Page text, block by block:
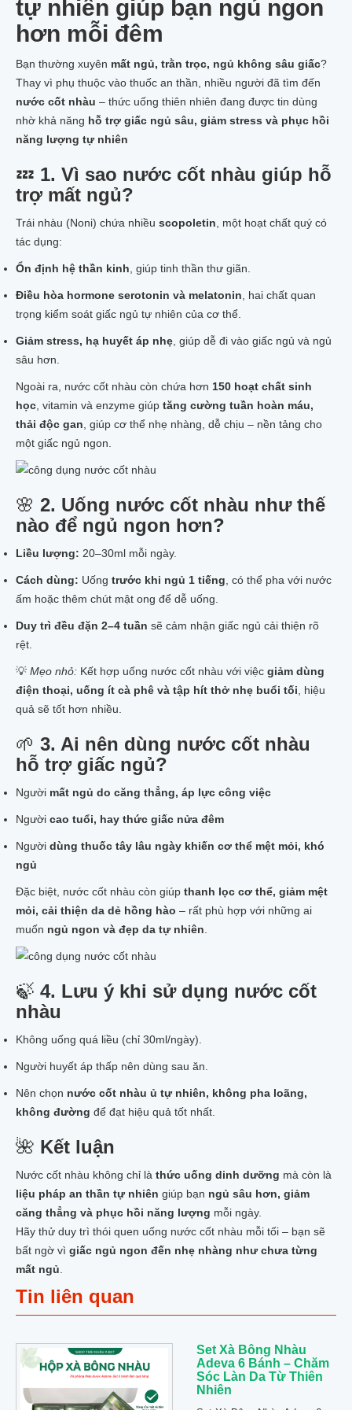
tự nhiên giúp bạn ngủ ngon
hơn mỗi đêm
Bạn thường xuyên mất ngủ, trằn trọc, ngủ không sâu giấc?
Thay vì phụ thuộc vào thuốc an thần, nhiều người đã tìm đến
nước cốt nhàu – thức uống thiên nhiên đang được tin dùng
nhờ khả năng hỗ trợ giấc ngủ sâu, giảm stress và phục hồi
năng lượng tự nhiên
💤 1. Vì sao nước cốt nhàu giúp hỗ
trợ mất ngủ?
Trái nhàu (Noni) chứa nhiều scopoletin , một hoạt chất quý có
tác dụng:
Ổn định hệ thần kinh , giúp tinh thần thư giãn.
Điều hòa hormone serotonin và melatonin , hai chất quan
trọng kiểm soát giấc ngủ tự nhiên của cơ thể.
Giảm stress, hạ huyết áp nhẹ , giúp dễ đi vào giấc ngủ và ngủ
sâu hơn.
Ngoài ra, nước cốt nhàu còn chứa hơn 150 hoạt chất sinh
học , vitamin và enzyme giúp tăng cường tuần hoàn máu,
thải độc gan , giúp cơ thể nhẹ nhàng, dễ chịu – nền tảng cho
một giấc ngủ ngon.
🌸 2. Uống nước cốt nhàu như thế
nào để ngủ ngon hơn?
Liều lượng: 20–30ml mỗi ngày.
Cách dùng: Uống trước khi ngủ 1 tiếng , có thể pha với nước
ấm hoặc thêm chút mật ong để dễ uống.
Duy trì đều đặn 2–4 tuần sẽ cảm nhận giấc ngủ cải thiện rõ
rệt.
💡 Mẹo nhỏ: Kết hợp uống nước cốt nhàu với việc giảm dùng
điện thoại, uống ít cà phê và tập hít thở nhẹ buổi tối , hiệu
quả sẽ tốt hơn nhiều.
🌱 3. Ai nên dùng nước cốt nhàu
hỗ trợ giấc ngủ?
Người mất ngủ do căng thẳng, áp lực công việc
Người cao tuổi, hay thức giấc nửa đêm
Người dùng thuốc tây lâu ngày khiến cơ thể mệt mỏi, khó
ngủ
Đặc biệt, nước cốt nhàu còn giúp thanh lọc cơ thể, giảm mệt
mỏi, cải thiện da dẻ hồng hào – rất phù hợp với những ai
muốn ngủ ngon và đẹp da tự nhiên
🍃 4. Lưu ý khi sử dụng nước cốt
nhàu
Không uống quá liều (chỉ 30ml/ngày).
Người huyết áp thấp nên dùng sau ăn.
Nên chọn nước cốt nhàu ủ tự nhiên, không pha loãng,
không đường để đạt hiệu quả tốt nhất.
🌺 Kết luận
Nước cốt nhàu không chỉ là thức uống dinh dưỡng mà còn là
liệu pháp an thần tự nhiên giúp bạn ngủ sâu hơn, giảm
căng thẳng và phục hồi năng lượng mỗi ngày.
Hãy thử duy trì thói quen uống nước cốt nhàu mỗi tối – bạn sẽ
bất ngờ vì giấc ngủ ngon đến nhẹ nhàng như chưa từng
mất ngủ
Tin liên quan
Set Xà Bông Nhàu
Adeva 6 Bánh – Chăm
Sóc Làn Da Từ Thiên
Nhiên